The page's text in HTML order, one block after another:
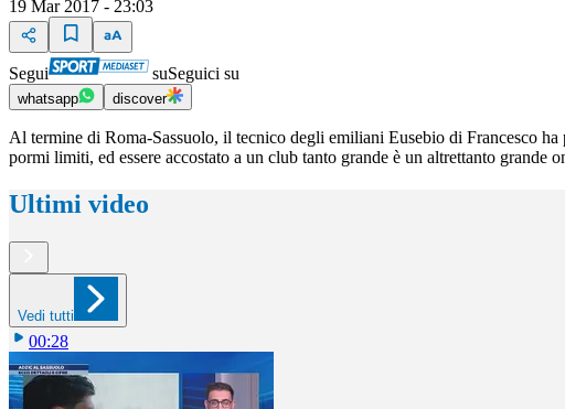
19 Mar 2017 - 23:03
Segui suSeguici su
whatsapp discover
Al termine di Roma-Sassuolo, il tecnico degli emiliani Eusebio di Francesco
pormi limiti, ed essere accostato a un club tanto grande è un altrettanto grande
Ultimi video
Vedi tutti
00:28